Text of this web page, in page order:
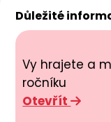
Důležité
Vy hrajete a
ročníku
Otevřít